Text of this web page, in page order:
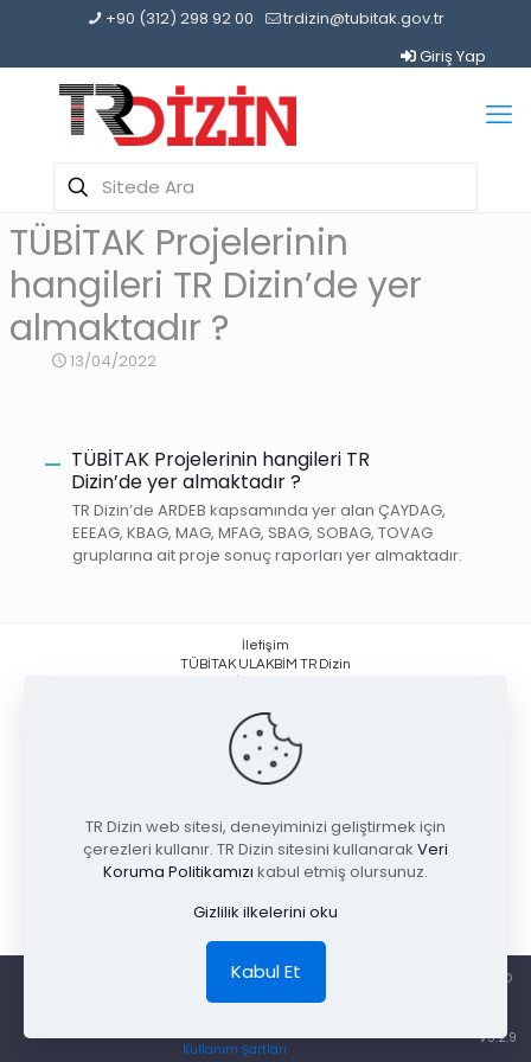
+90 (312) 298 92 00
trdizin@tubitak.gov.tr
Giriş Yap
TÜBİTAK Projelerinin
hangileri TR Dizin’de yer
almaktadır ?
13/04/2022
A
TÜBİTAK Projelerinin hangileri TR
Dizin’de yer almaktadır ?
TR Dizin’de ARDEB kapsamında yer alan ÇAYDAG,
EEEAG, KBAG, MAG, MFAG, SBAG, SOBAG, TOVAG
gruplarına ait proje sonuç raporları yer almaktadır.
İletişim
TÜBİTAK ULAKBİM TR Dizin
06530 Çankaya / ANKARA +90 (312) 298 92 00
trdizin@tubitak.gov.tr
TÜBİTAK ULAKBİM Ulusal Akademik Ağ ve Bilgi Merkezi Cahit Arf Bilgi Merkezi ©
2026 Tüm Hakları Saklıdır.
V5.2.9
Kullanım Şartları
TR Dizin web sitesi, deneyiminizi geliştirmek için
çerezleri kullanır. TR Dizin sitesini kullanarak Veri
Koruma Politikamızı kabul etmiş olursunuz.
Gizlilik ilkelerini oku
Kabul Et